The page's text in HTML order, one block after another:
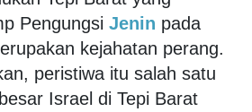
Pengungsi Jenin pada
kejahatan perang.
peristiwa itu salah satu
Israel di Tepi Barat